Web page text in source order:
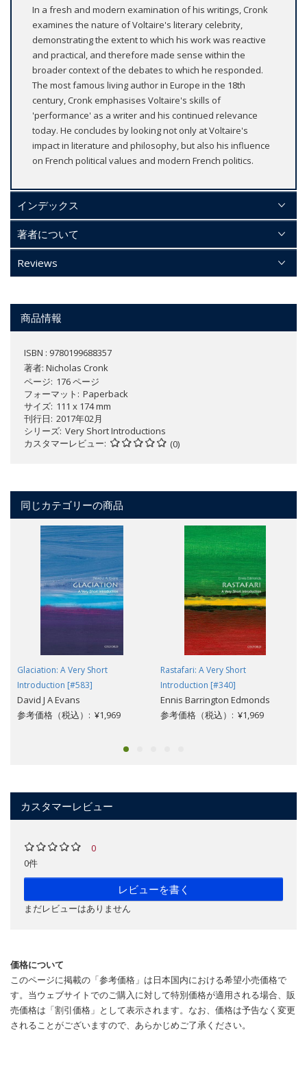
In a fresh and modern examination of his writings, Cronk
examines the nature of Voltaire's literary celebrity,
demonstrating the extent to which his work was reactive
and practical, and therefore made sense within the
broader context of the debates to which he responded.
The most famous living author in Europe in the 18th
century, Cronk emphasises Voltaire's skills of
'performance' as a writer and his continued relevance
today. He concludes by looking not only at Voltaire's
impact in literature and philosophy, but also his influence
on French political values and modern French politics.
インデックス
著者について
Reviews
商品情報
ISBN : 9780199688357
著者: Nicholas Cronk
ページ 176 ページ
フォーマット
Paperback
サイズ 111 x 174 mm
刊行日 2017年02月
シリーズ Very Short Introductions
カスタマーレビュー
(0)
同じカテゴリーの商品
Glaciation: A Very Short
Introduction [#583]
David J A Evans
参考価格（税込）: ¥1,969
Rastafari: A Very Short
Introduction [#340]
Ennis Barrington Edmonds
参考価格（税込）: ¥1,969
カスタマーレビュー
0
0件
レビューを書く
まだレビューはありません
価格について
このページに掲載の「参考価格」は日本国内における希望小売価格で
す。当ウェブサイトでのご購入に対して特別価格が適用される場合、販
売価格は「割引価格」として表示されます。なお、価格は予告なく変更
されることがございますので、あらかじめご了承ください。